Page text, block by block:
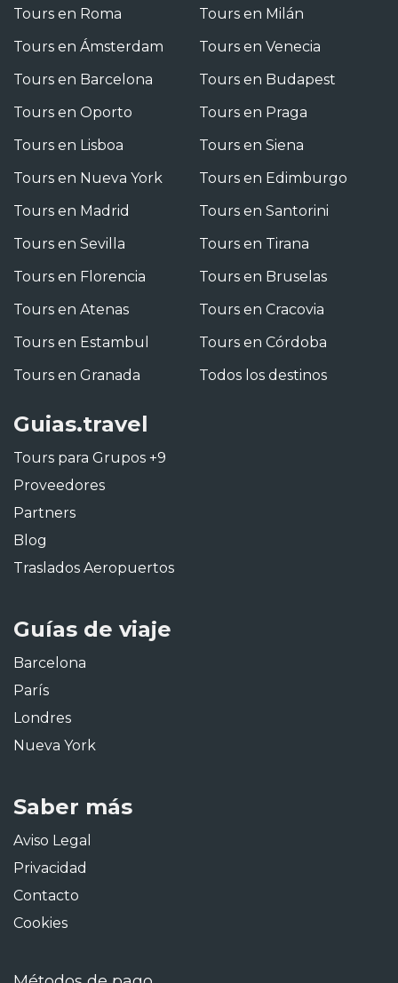
Tours en Roma
Tours en Ámsterdam
Tours en Barcelona
Tours en Oporto
Tours en Lisboa
Tours en Nueva York
Tours en Madrid
Tours en Sevilla
Tours en Florencia
Tours en Atenas
Tours en Estambul
Tours en Granada
Tours en Milán
Tours en Venecia
Tours en Budapest
Tours en Praga
Tours en Siena
Tours en Edimburgo
Tours en Santorini
Tours en Tirana
Tours en Bruselas
Tours en Cracovia
Tours en Córdoba
Todos los destinos
Guias.travel
Tours para Grupos +9
Proveedores
Partners
Blog
Traslados Aeropuertos
Guías de viaje
Barcelona
París
Londres
Nueva York
Saber más
Aviso Legal
Privacidad
Contacto
Cookies